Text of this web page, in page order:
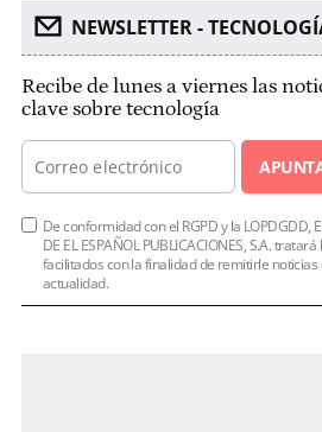
NEWSLETTER -
Recibe de lunes a viernes las
clave sobre tecnología
De conformidad con el RGPD y la LOPDGDD,
DE EL ESPAÑOL PUBLICACIONES, S.A.
facilitados con la finalidad de remitirle noticias
actualidad.